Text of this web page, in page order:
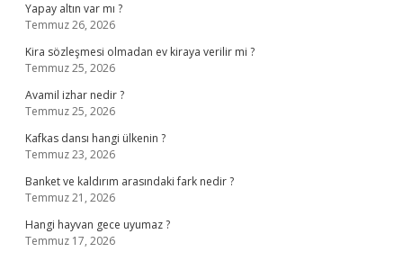
Yapay altın var mı ?
Temmuz 26, 2026
Kira sözleşmesi olmadan ev kiraya verilir mi ?
Temmuz 25, 2026
Avamil izhar nedir ?
Temmuz 25, 2026
Kafkas dansı hangi ülkenin ?
Temmuz 23, 2026
Banket ve kaldırım arasındaki fark nedir ?
Temmuz 21, 2026
Hangi hayvan gece uyumaz ?
Temmuz 17, 2026